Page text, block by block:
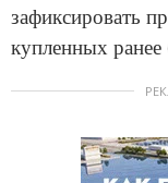
зафиксировать
купленных ранее